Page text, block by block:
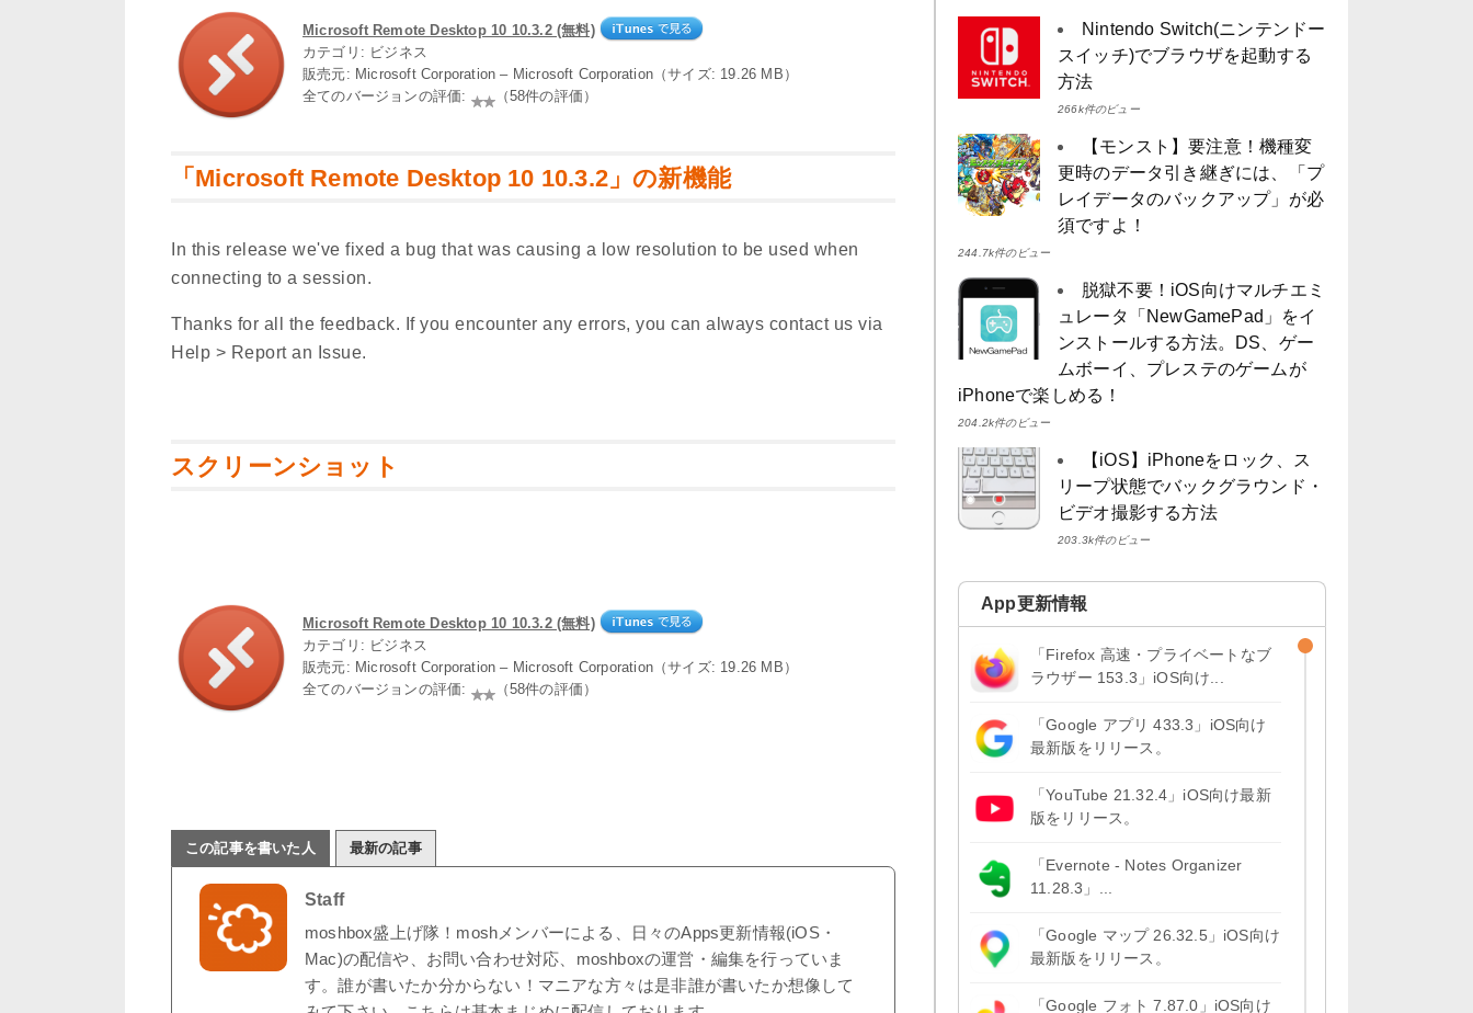
Microsoft Remote Desktop 10 10.3.2 (無料)
カテゴリ: ビジネス
販売元: Microsoft Corporation – Microsoft Corporation（サイズ: 19.26 MB）
全てのバージョンの評価:
（58件の評価）
「Microsoft Remote Desktop 10 10.3.2」の新機能
In this release we've fixed a bug that was causing a low resolution to be used when
connecting to a session.
Thanks for all the feedback. If you encounter any errors, you can always contact us via
Help > Report an Issue.
スクリーンショット
Microsoft Remote Desktop 10 10.3.2 (無料)
カテゴリ: ビジネス
販売元: Microsoft Corporation – Microsoft Corporation（サイズ: 19.26 MB）
全てのバージョンの評価:
（58件の評価）
この記事を書いた人 最新の記事
Staff
moshbox盛上げ隊！moshメンバーによる、日々のApps更新情報(iOS・
Mac)の配信や、お問い合わせ対応、moshboxの運営・編集を行っていま
す。誰が書いたか分からない！マニアな方々は是非誰が書いたか想像して
Nintendo Switch(ニンテンドー
スイッチ)でブラウザを起動する
方法
266k件のビュー
【モンスト】要注意！機種変
更時のデータ引き継ぎには、「プ
レイデータのバックアップ」が必
須ですよ！
244.7k件のビュー
脱獄不要！iOS向けマルチエミ
ュレータ「NewGamePad」をイ
ンストールする方法。DS、ゲー
ムボーイ、プレステのゲームが
iPhoneで楽しめる！
204.2k件のビュー
【iOS】iPhoneをロック、ス
リープ状態でバックグラウンド・
ビデオ撮影する方法
203.3k件のビュー
App更新情報
「Firefox 高速・プライベートなブ
ラウザー 153.3」iOS向け...
「Google アプリ 433.3」iOS向け
最新版をリリース。
「YouTube 21.32.4」iOS向け最新
版をリリース。
「Evernote - Notes Organizer
11.28.3」...
「Google マップ 26.32.5」iOS向け
最新版をリリース。
「Google フォト 7.87.0」iOS向け